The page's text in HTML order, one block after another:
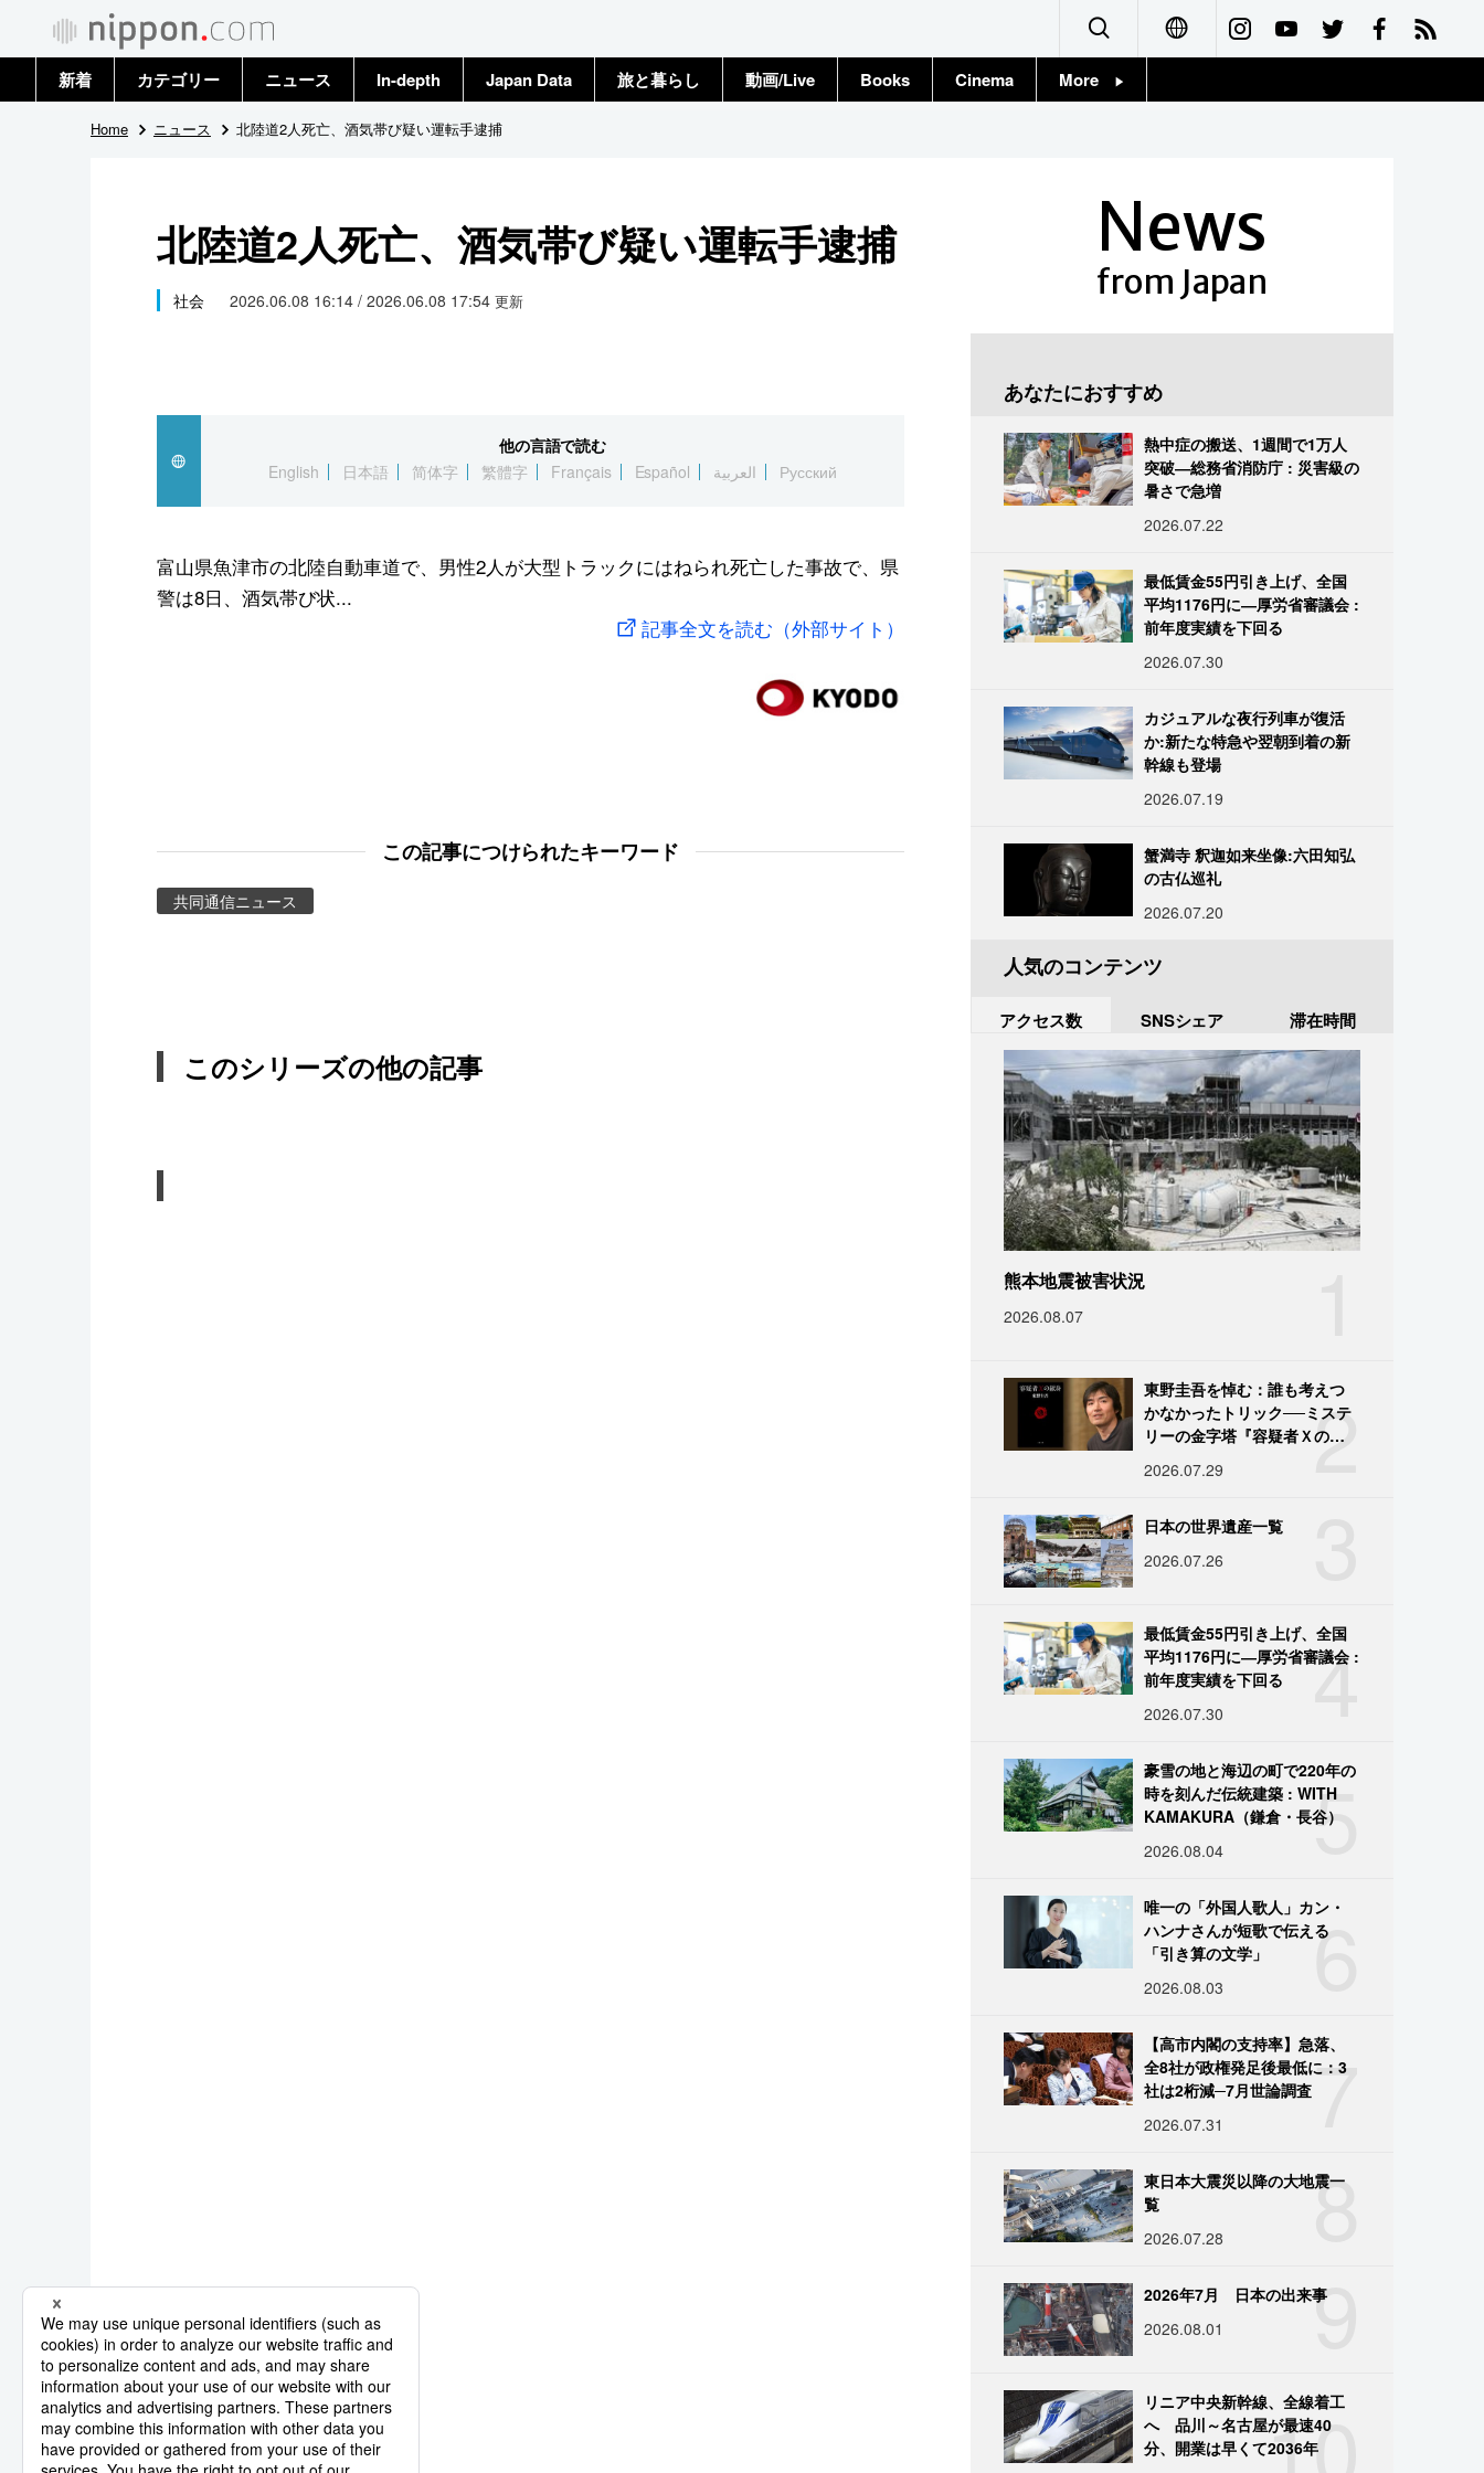
Français
新着 カテゴリー
政治・外交
国際
科学・技術
暮らし
ニュース
トップ
In-depth Japan Data 旅と暮らし 動画/Live Books Cinema More
Home ニュース 北陸道2人死亡、酒気帯び疑い運転手逮捕
北陸道2人死亡、酒気帯び疑い運転手逮捕
社会 2026.06.08 16:14 / 2026.06.08 17:54 更新
他の言語で読む
English
日本語 简体字 繁體字 Français Español العربية Русский
富山県魚津市の北陸自動車道で、男性2人が大型トラックにはねられ死亡した事故で、県
警は8日、酒気帯び状...
記事全文を読む（外部サイト）
この記事につけられたキーワード
共同通信ニュース
このシリーズの他の記事
News
from Japan
あなたにおすすめ
熱中症の搬送、1週間で1万人
突破―総務省消防庁 : 災害級の
暑さで急増
2026.07.22
最低賃金55円引き上げ、全国
平均1176円に―厚労省審議会 :
前年度実績を下回る
2026.07.30
カジュアルな夜行列車が復活
か:新たな特急や翌朝到着の新
幹線も登場
2026.07.19
蟹満寺 釈迦如来坐像:六田知弘
の古仏巡礼
2026.07.20
人気のコンテンツ
アクセス数 SNSシェア 滞在時間
熊本地震被害状況
2026.08.07
2
東野圭吾を悼む：誰も考えつ
かなかったトリック──ミステ
リーの金字塔『容疑者Ｘの献
2026.07.29
日本の世界遺産一覧
2026.07.26
4
最低賃金55円引き上げ、全国
平均1176円に―厚労省審議会 :
前年度実績を下回る
2026.07.30
5
豪雪の地と海辺の町で220年の
時を刻んだ伝統建築 : WITH
KAMAKURA（鎌倉・長谷）
2026.08.04
6
唯一の「外国人歌人」カン・
ハンナさんが短歌で伝える
「引き算の文学」
2026.08.03
7
【高市内閣の支持率】急落、
全8社が政権発足後最低に：3
社は2桁減─7月世論調査
2026.07.31
8
東日本大震災以降の大地震一
覧
2026.07.28
9
2026年7月 日本の出来事
2026.08.01
10
リニア中央新幹線、全線着工
へ 品川～名古屋が最速40
分、開業は早くて2036年